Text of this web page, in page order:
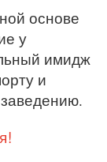
основе
у
имидж
и